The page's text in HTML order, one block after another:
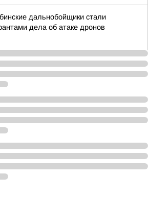
дальнобойщики стали
дела об атаке дронов